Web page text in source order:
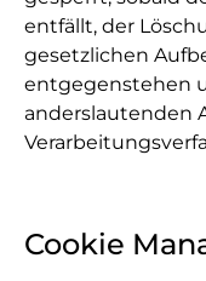
entfällt, der
gesetzlichen
entgegenstehen
anderslautenden
Cookie